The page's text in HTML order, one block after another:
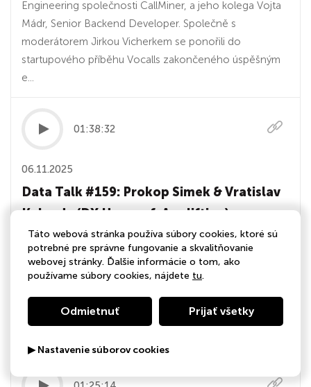
Engineering společnosti CallMiner, a jeho kolega Vojta
Mádr, Senior Backend Developer. Společně s
moderátorem Jirkou Vicherkem se ponořili do
startupového příběhu Vocalls zakončeného úspěšným
e...
01:38:32
06.11.2025
Data Talk #159: Prokop Simek & Vratislav
Kalenda (DX Heroes & Applifting)
V tomto díle Data Talku se Bára a Jirka ptají Prokopa
Šimka a Vráti Kalendy z Appliftingu, jak umělá inteligence
mění vývojářská studia zevnitř - od mindsetu lidí až po
samotný byznys model. Ručně psaný kód už dávno není
jako ručně dělaný knedlík. Klienti přicházejí s AI-
Táto webová stránka používa súbory cookies, ktoré sú
potrebné pre správne fungovanie a skvalitňovanie
webovej stránky. Ďalšie informácie o tom, ako
používame súbory cookies, nájdete tu.
Odmietnuť Prijať všetky
▶ Nastavenie súborov cookies